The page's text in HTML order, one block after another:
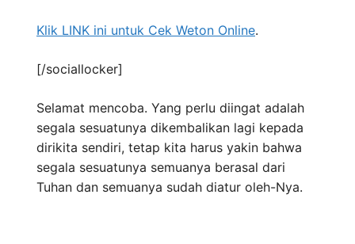
Klik LINK ini untuk Cek Weton Online.
[/sociallocker]
Selamat mencoba. Yang perlu diingat adalah
segala sesuatunya dikembalikan lagi kepada
dirikita sendiri, tetap kita harus yakin bahwa
segala sesuatunya semuanya berasal dari
Tuhan dan semuanya sudah diatur oleh-Nya.